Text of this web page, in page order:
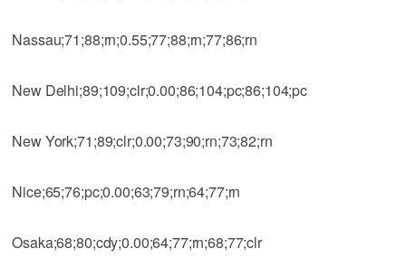
Nassau;71;88;rn;0.55;77;88;rn;77;86;rn
New Delhi;89;109;clr;0.00;86;104;pc;86;104;pc
New York;71;89;clr;0.00;73;90;rn;73;82;rn
Nice;65;76;pc;0.00;63;79;rn;64;77;rn
Osaka;68;80;cdy;0.00;64;77;rn;68;77;clr